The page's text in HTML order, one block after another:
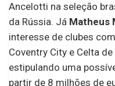
Ancelotti na seleção
da Rússia. Já Matheus
interesse de clubes
Coventry City e Celta
estipulando uma
partir de 8 milhões de